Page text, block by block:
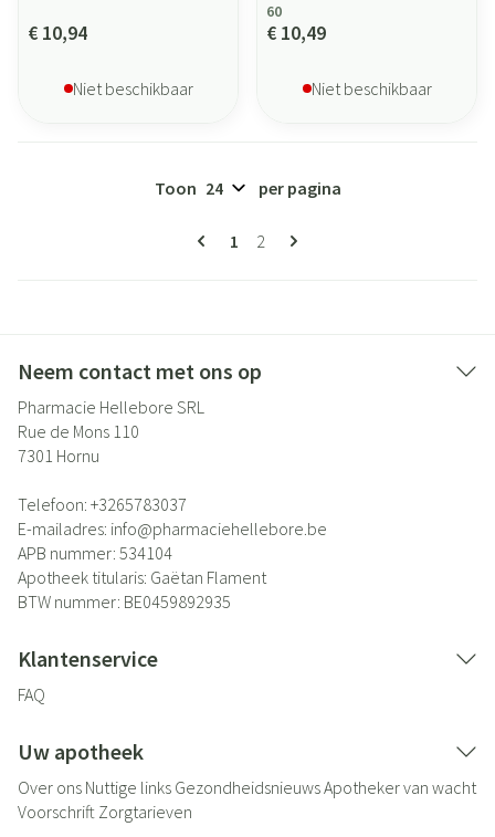
€ 10,94
Niet beschikbaar
60
€ 10,49
Niet beschikbaar
Pagina's
U lees momenteel pagina
1 Pagina
2
Toon per pagina
Neem contact met ons op
Pharmacie Hellebore SRL
Rue de Mons 110
7301 Hornu
Telefoon: +3265783037
E-mailadres: info@pharmaciehellebore.be
APB nummer: 534104
Apotheek titularis: Gaëtan Flament
BTW nummer: BE0459892935
Klantenservice
FAQ
Uw apotheek
Over ons Nuttige links GezondheidsnieuwsApotheker van wacht
Voorschrift Zorgtarieven